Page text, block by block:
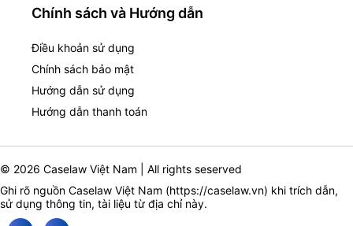
Chính sách và Hướng dẫn
Điều khoản sử dụng
Chính sách bảo mật
Hướng dẫn sử dụng
Hướng dẫn thanh toán
© 2026 Caselaw Việt Nam | All rights seserved
Ghi rõ nguồn Caselaw Việt Nam (https://caselaw.vn) khi trích dẫn,
sử dụng thông tin, tài liệu từ địa chỉ này.